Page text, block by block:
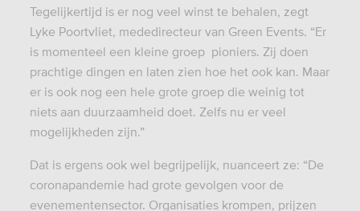
Tegelijkertijd is er nog veel winst te behalen, zegt
Lyke Poortvliet, mededirecteur van Green Events. “Er
is momenteel een kleine groep pioniers. Zij doen
prachtige dingen en laten zien hoe het ook kan. Maar
er is ook nog een hele grote groep die weinig tot
niets aan duurzaamheid doet. Zelfs nu er veel
mogelijkheden zijn.”
Dat is ergens ook wel begrijpelijk, nuanceert ze: “De
coronapandemie had grote gevolgen voor de
evenementensector. Organisaties krompen, prijzen